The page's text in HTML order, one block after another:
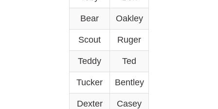
Bear Oakley
Scout Ruger
Teddy Ted
Tucker Bentley
Dexter Casey